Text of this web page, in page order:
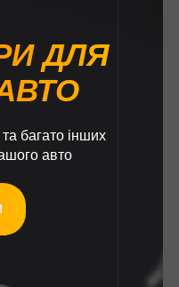
ДЛЯ
багато інших
авто